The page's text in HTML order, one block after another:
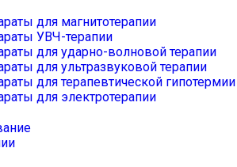
для магнитотерапии
УВЧ-терапии
для ударно-волновой терапии
для ультразвуковой терапии
для терапевтической
для электротерапии